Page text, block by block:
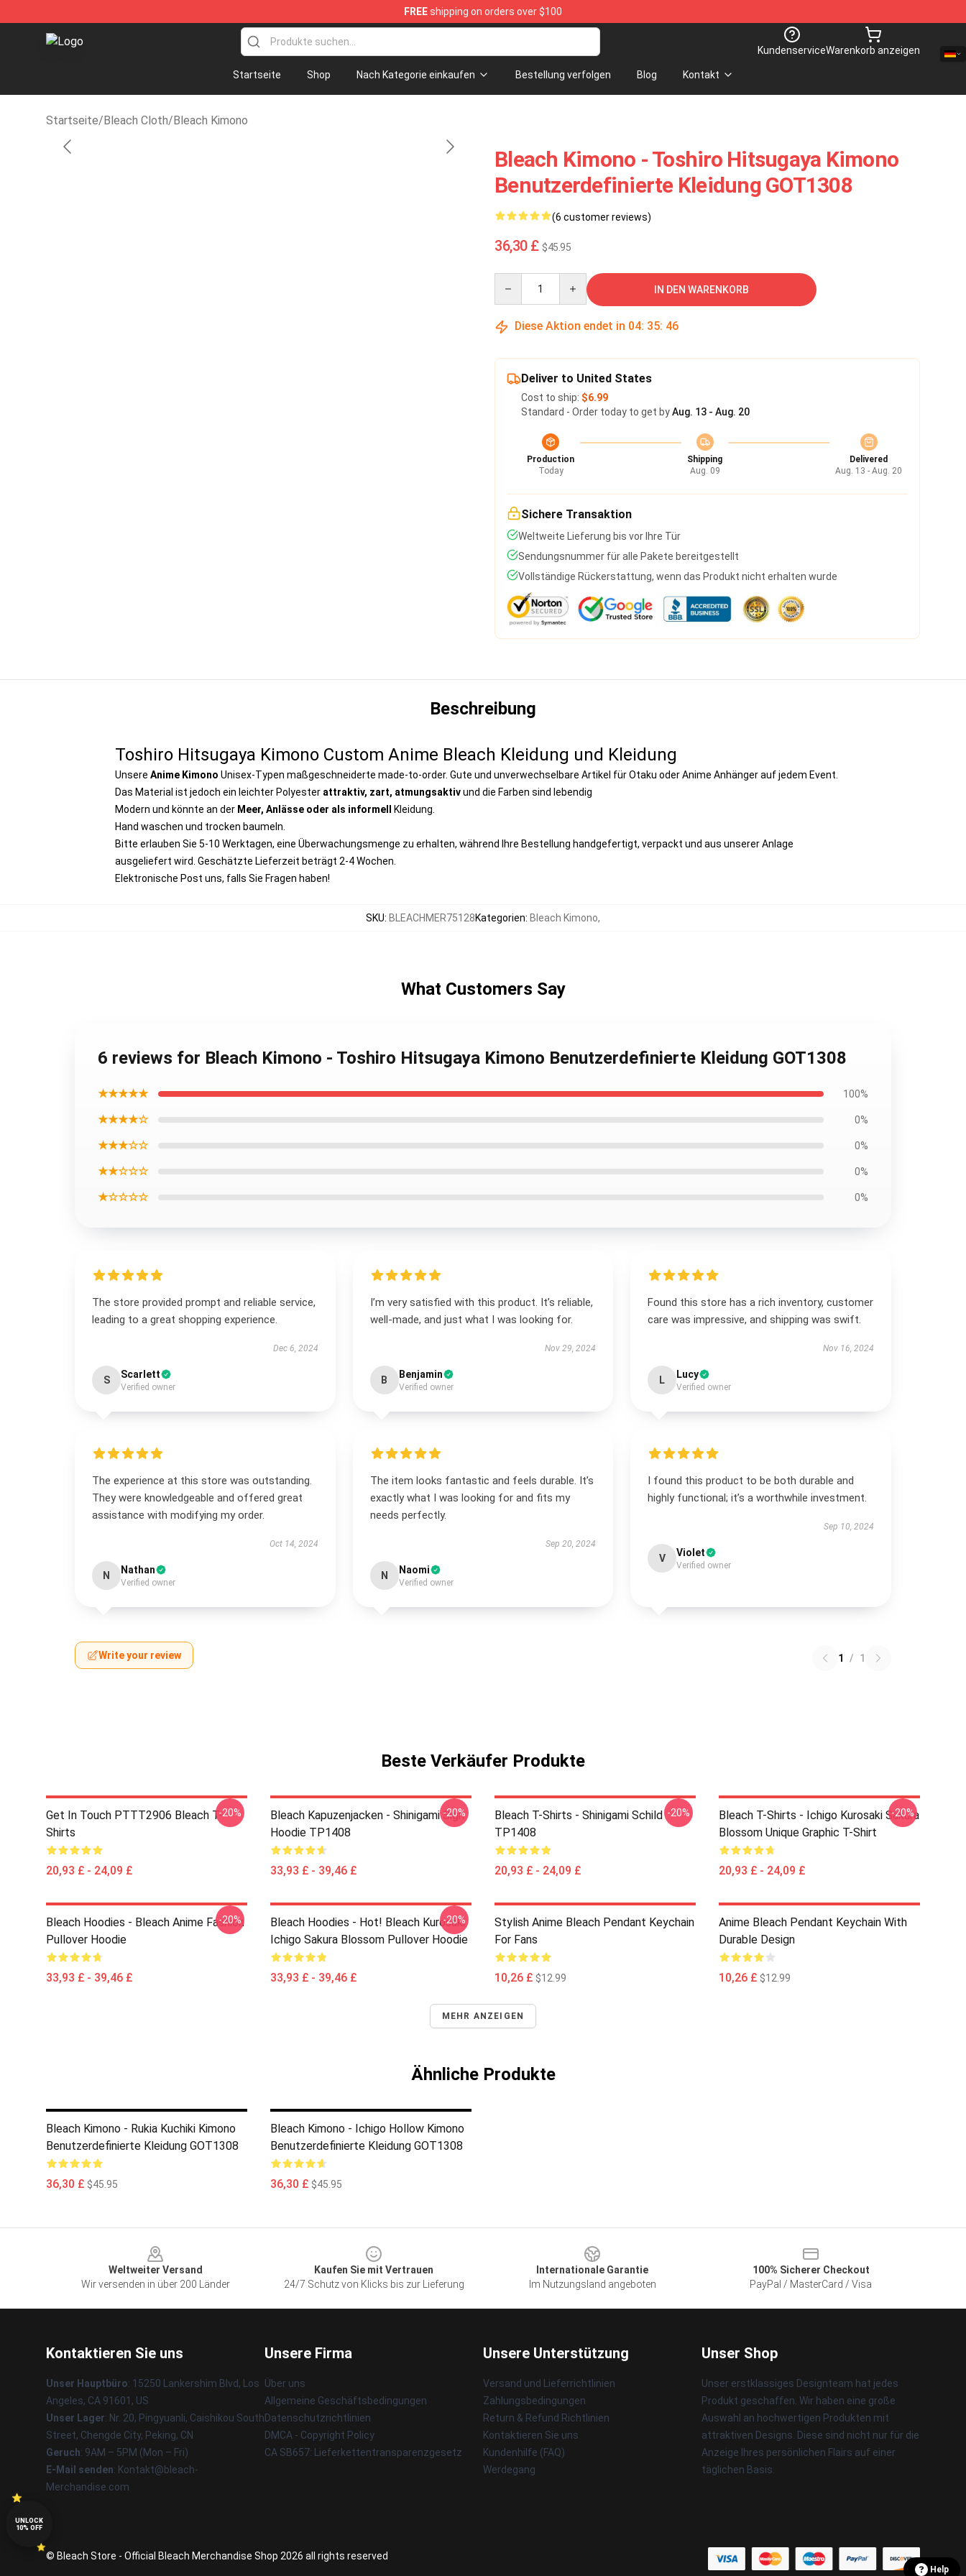
FREEshipping on orders over $100
Bleach Store - Official Bleach Merchandise Shop
KundenserviceWarenkorb anzeigen
Startseite Shop Nach Kategorie einkaufen Bestellung verfolgen Blog Kontakt
Startseite/Bleach Cloth/Bleach Kimono
Bleach Kimono - Toshiro Hitsugaya Kimono
Benutzerdefinierte Kleidung GOT1308
(6 customer reviews)
36,30 £ $45.95
IN DEN WARENKORB
Diese Aktion endet in 04: 35: 45
Deliver to United States
Cost to ship: $6.99
Standard - Order today to get byAug. 13 - Aug. 20
Production
Today
Shipping
Aug. 09
Delivered
Aug. 13 - Aug. 20
Sichere Transaktion
Weltweite Lieferung bis vor Ihre Tür
Sendungsnummer für alle Pakete bereitgestellt
Vollständige Rückerstattung, wenn das Produkt nicht erhalten wurde
Beschreibung
Toshiro Hitsugaya Kimono Custom Anime Bleach Kleidung und Kleidung
Unsere Anime Kimono Unisex-Typen maßgeschneiderte made-to-order. Gute und unverwechselbare Artikel für Otaku oder Anime Anhänger auf jedem Event.
Das Material ist jedoch ein leichter Polyester attraktiv, zart, atmungsaktivund die Farben sind lebendig
Modern und könnte an der Meer, Anlässe oder als informell
Kleidung.
Hand waschen und trocken baumeln.
Bitte erlauben Sie 5-10 Werktagen, eine Überwachungsmenge zu erhalten, während Ihre Bestellung handgefertigt, verpackt und aus unserer Anlage
ausgeliefert wird. Geschätzte Lieferzeit beträgt 2-4 Wochen.
Elektronische Post uns, falls Sie Fragen haben!
SKU: BLEACHMER75128Kategorien: Bleach Kimono,
What Customers Say
6 reviews for Bleach Kimono - Toshiro Hitsugaya Kimono Benutzerdefinierte Kleidung GOT1308
★★★★★ 100%
★★★★☆ 0%
★★★☆☆ 0%
★★☆☆☆ 0%
★☆☆☆☆ 0%
The store provided prompt and reliable service,
leading to a great shopping experience.
Dec 6, 2024
S Scarlett
Verified owner
I’m very satisfied with this product. It’s reliable,
well-made, and just what I was looking for.
Nov 29, 2024
B Benjamin
Verified owner
Found this store has a rich inventory, customer
care was impressive, and shipping was swift.
Nov 16, 2024
L Lucy
Verified owner
The experience at this store was outstanding.
They were knowledgeable and offered great
assistance with modifying my order.
Oct 14, 2024
N Nathan
Verified owner
The item looks fantastic and feels durable. It’s
exactly what I was looking for and fits my
needs perfectly.
Sep 20, 2024
N Naomi
Verified owner
I found this product to be both durable and
highly functional; it’s a worthwhile investment.
Sep 10, 2024
V Violet
Verified owner
Write your review 1 / 1
Beste Verkäufer Produkte
Get In Touch PTTT2906 Bleach T-
Shirts
20,93 £ - 24,09 £
-20%
Bleach Kapuzenjacken - Shinigami Sign
Hoodie TP1408
33,93 £ - 39,46 £
-20%
Bleach T-Shirts - Shinigami Schild
TP1408
20,93 £ - 24,09 £
-20%
Bleach T-Shirts - Ichigo Kurosaki Sakura
Blossom Unique Graphic T-Shirt
20,93 £ - 24,09 £
-20%
Bleach Hoodies - Bleach Anime Fashion
Pullover Hoodie
33,93 £ - 39,46 £
-20%
Bleach Hoodies - Hot! Bleach Kurosaki
Ichigo Sakura Blossom Pullover Hoodie
33,93 £ - 39,46 £
-20%
Stylish Anime Bleach Pendant Keychain
For Fans
10,26 £ $12.99
Anime Bleach Pendant Keychain With
Durable Design
10,26 £ $12.99
MEHR ANZEIGEN
Ähnliche Produkte
Bleach Kimono - Rukia Kuchiki Kimono
Benutzerdefinierte Kleidung GOT1308
36,30 £ $45.95
Bleach Kimono - Ichigo Hollow Kimono
Benutzerdefinierte Kleidung GOT1308
36,30 £ $45.95
Weltweiter Versand
Wir versenden in über 200 Länder
Kaufen Sie mit Vertrauen
24/7 Schutz von Klicks bis zur Lieferung
Internationale Garantie
Im Nutzungsland angeboten
100% Sicherer Checkout
PayPal / MasterCard / Visa
Kontaktieren Sie uns
Unser Hauptbüro: 15250 Lankershim Blvd, Los
Angeles, CA 91601, US
Unser Lager: Nr. 20, Pingyuanli, Caishikou South
Street, Chengde City, Peking, CN
Geruch: 9AM – 5PM (Mon – Fri)
E-Mail senden: Kontakt@bleach-
Merchandise.com
Unsere Firma
Über uns
Allgemeine Geschäftsbedingungen
Datenschutzrichtlinien
DMCA - Copyright Policy
CA SB657: Lieferkettentransparenzgesetz
Unsere Unterstützung
Versand und Lieferrichtlinien
Zahlungsbedingungen
Return & Refund Richtlinien
Kontaktieren Sie uns
Kundenhilfe (FAQ)
Werdegang
Unser Shop
Unser erstklassiges Designteam hat jedes
Produkt geschaffen. Wir haben eine große
Auswahl an hochwertigen Produkten mit
attraktiven Designs. Diese sind nicht nur für die
Anzeige Ihres persönlichen Flairs auf einer
täglichen Basis.
© Bleach Store - Official Bleach Merchandise Shop 2026 all rights reserved
Help
UNLOCK
10% OFF